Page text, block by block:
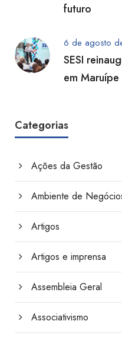
futuro
6 de agosto
SESI
em Maruípe
Categorias
Ações da Gestão
Ambiente de
Artigos
Artigos e imprensa
Assembleia Geral
Associativismo